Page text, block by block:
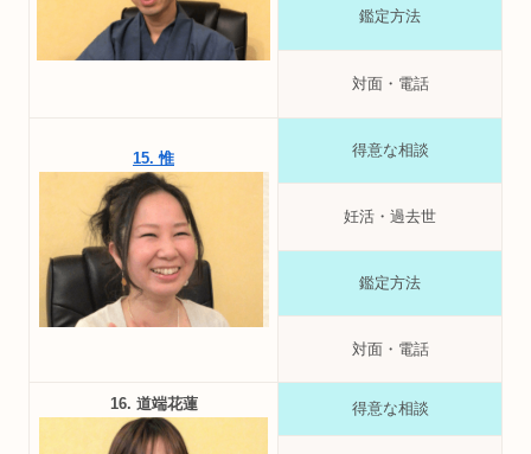
鑑定方法
対面・電話
15. 惟 得意な相談
妊活・過去世
鑑定方法
対面・電話
16. 道端花蓮 得意な相談